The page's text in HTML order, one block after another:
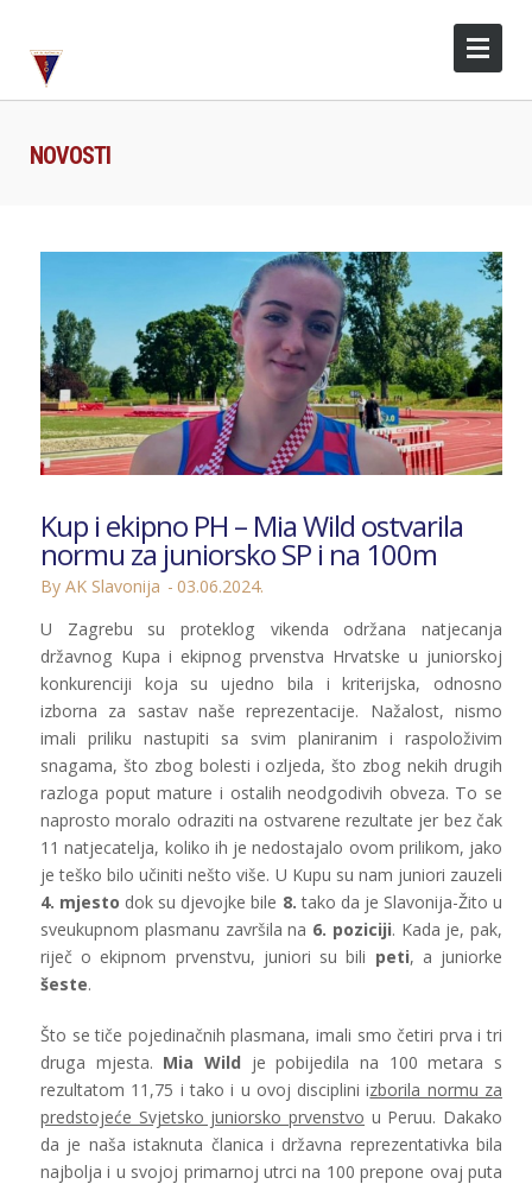
NOVOSTI
Kup i ekipno PH – Mia Wild ostvarila
normu za juniorsko SP i na 100m
By AK Slavonija
03.06.2024.
U Zagrebu su proteklog vikenda održana natjecanja
državnog Kupa i ekipnog prvenstva Hrvatske u juniorskoj
konkurenciji koja su ujedno bila i kriterijska, odnosno
izborna za sastav naše reprezentacije. Nažalost, nismo
imali priliku nastupiti sa svim planiranim i raspoloživim
snagama, što zbog bolesti i ozljeda, što zbog nekih drugih
razloga poput mature i ostalih neodgodivih obveza. To se
naprosto moralo odraziti na ostvarene rezultate jer bez čak
11 natjecatelja, koliko ih je nedostajalo ovom prilikom, jako
je teško bilo učiniti nešto više. U Kupu su nam juniori zauzeli
4. mjesto dok su djevojke bile 8. tako da je Slavonija-Žito u
sveukupnom plasmanu završila na 6. poziciji. Kada je, pak,
riječ o ekipnom prvenstvu, juniori su bili peti, a juniorke
šeste.
Što se tiče pojedinačnih plasmana, imali smo četiri prva i tri
druga mjesta. Mia Wild je pobijedila na 100 metara s
rezultatom 11,75 i tako i u ovoj disciplini izborila normu za
predstojeće Svjetsko juniorsko prvenstvo u Peruu. Dakako
da je naša istaknuta članica i državna reprezentativka bila
najbolja i u svojoj primarnoj utrci na 100 prepone ovaj puta